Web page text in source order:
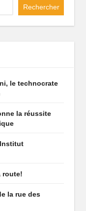
Rechercher
le technocrate
la réussite
route!
la rue des